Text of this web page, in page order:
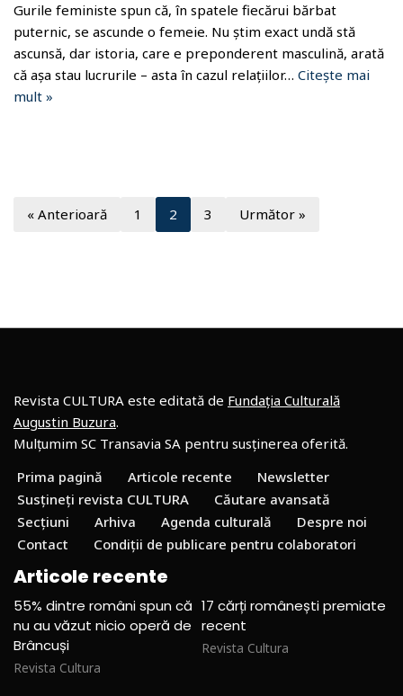
Gurile feministe spun că, în spatele fiecărui bărbat
puternic, se ascunde o femeie. Nu știm exact undă stă
ascunsă, dar istoria, care e preponderent masculină, arată
că așa stau lucrurile – asta în cazul relațiilor… Citește mai
mult »
« Anterioară 1 2 3 Următor »
Revista CULTURA este editată de Fundația Culturală
Augustin Buzura.
Mulțumim SC Transavia SA pentru susținerea oferită.
Prima pagină
Articole recente
Newsletter
Susțineți revista CULTURA
Căutare avansată
Secțiuni
Arhiva Agenda culturală
Despre noi
Contact
Condiții de publicare pentru colaboratori
Articole recente
55% dintre români spun că
nu au văzut nicio operă de
Brâncuși
Revista Cultura
17 cărți românești premiate
recent
Revista Cultura